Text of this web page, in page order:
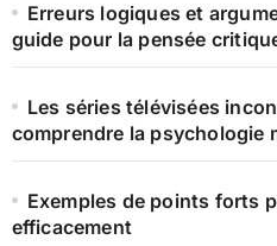
Erreurs logiques et
guide pour la pensée
Les séries télévisées
comprendre la psychologie
Exemples de points forts
efficacement